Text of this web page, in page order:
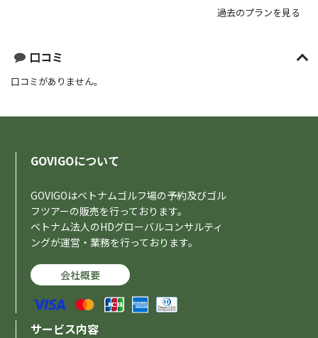
過去のプランを見る
口コミ
口コミがありません。
GOVIGOについて
GOVIGOはベトナムゴルフ場の予約及びゴル
フツアーの販売を行っております。
ベトナム法人のHDグローバルコンサルティ
ングが運営・業務を行っております。
会社概要
サービス内容